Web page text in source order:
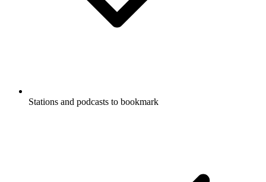
Stations and podcasts to bookmark